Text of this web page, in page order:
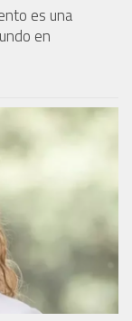
es una
en